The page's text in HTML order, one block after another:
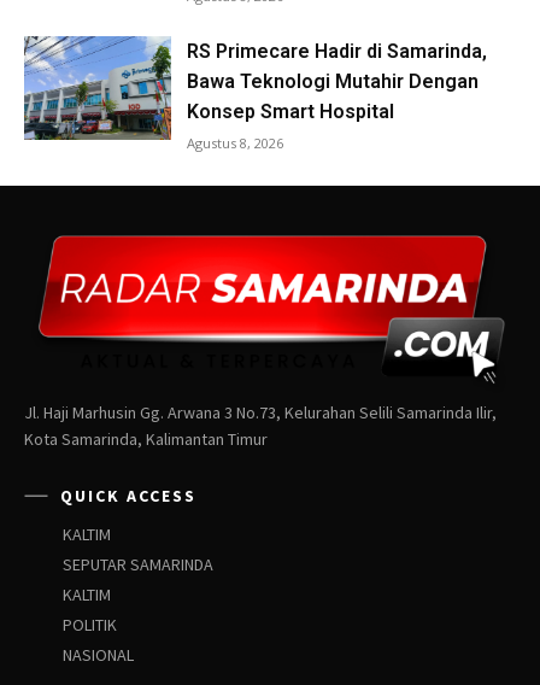
Jl. Haji Marhusin Gg. Arwana 3 No.73, Kelurahan Selili Samarinda Ilir,
Kota Samarinda, Kalimantan Timur
QUICK ACCESS
KALTIM
SEPUTAR SAMARINDA
KALTIM
POLITIK
NASIONAL